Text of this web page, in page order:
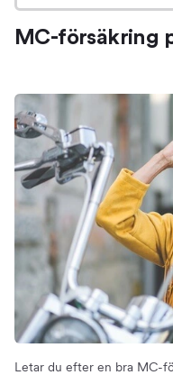
MC-försäkring på
Byta försäkring
Spara pengar på
Så mycket kan
Priset på
Rabatter
Så får du en
Innehållet i
Typer av
Trafikförsäkring
Halvförsäkring
MC-försäkring
Letar du efter en bra MC-